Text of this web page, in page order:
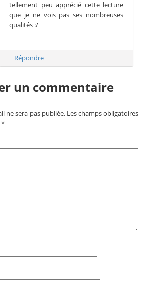
tellement peu apprécié cette lecture
que je ne vois pas ses nombreuses
qualités :/
Répondre
un commentaire
ne sera pas publiée. Les champs obligatoires
*